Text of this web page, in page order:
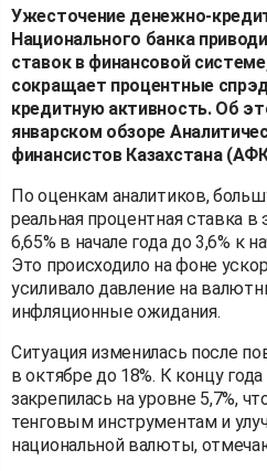
Ужесточение денежно-
Национального банка
ставок в финансовой
сокращает процентные
кредитную активность. Об
январском обзоре
финансистов Казахстана
По оценкам аналитиков,
реальная процентная ставка
6,65% в начале года до 3,6% к
Это происходило на фоне
усиливало давление на
инфляционные ожидания.
Ситуация изменилась после
в октябре до 18%. К концу
закрепилась на уровне 5,7%,
тенговым инструментам и
национальной валюты,